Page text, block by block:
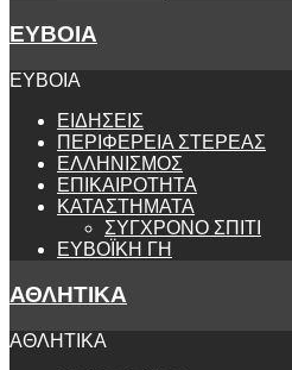
ΕΥΒΟΙΑ
ΕΥΒΟΙΑ
ΕΙΔΗΣΕΙΣ
ΠΕΡΙΦΕΡΕΙΑ ΣΤΕΡΕΑΣ
ΕΛΛΗΝΙΣΜΟΣ
ΕΠΙΚΑΙΡΟΤΗΤΑ
ΚΑΤΑΣΤΗΜΑΤΑ
ΣΥΓΧΡΟΝΟ ΣΠΙΤΙ
ΕΥΒΟΪΚΗ ΓΗ
ΑΘΛΗΤΙΚΑ
ΑΘΛΗΤΙΚΑ